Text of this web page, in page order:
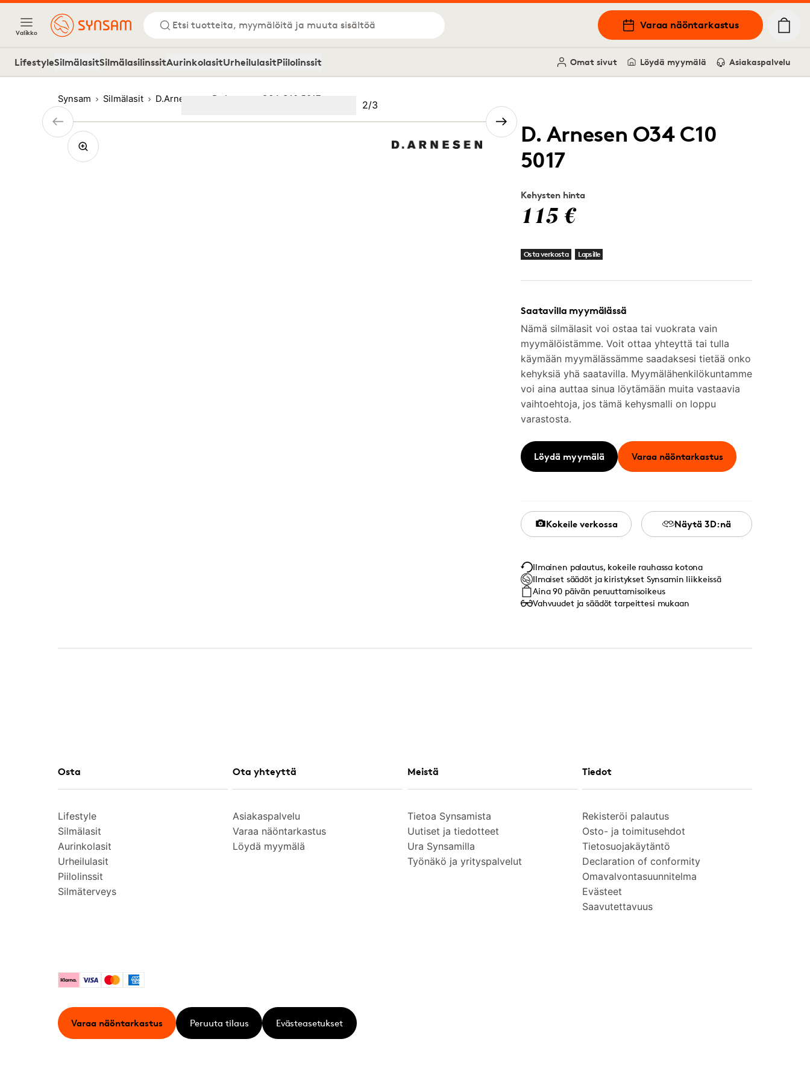
Valikko
Etsi tuotteita, myymälöitä ja muuta sisältöä Varaa näöntarkastus
LifestyleSilmälasitSilmälasilinssitAurinkolasitUrheilulasitPiilolinssit Omat sivut Löydä myymälä Asiakaspalvelu
Synsam Silmälasit D.Arnesen D. Arnesen O34 C10 5017
D. Arnesen O34 C10
5017
Kehysten hinta
115 €
Osta verkosta Lapsille
Saatavilla myymälässä
Nämä silmälasit voi ostaa tai vuokrata vain
myymälöistämme. Voit ottaa yhteyttä tai tulla
käymään myymälässämme saadaksesi tietää onko
kehyksiä yhä saatavilla. Myymälähenkilökuntamme
voi aina auttaa sinua löytämään muita vastaavia
vaihtoehtoja, jos tämä kehysmalli on loppu
varastosta.
Löydä myymälä Varaa näöntarkastus
Kokeile verkossa Näytä 3D:nä
Ilmainen palautus, kokeile rauhassa kotona
Ilmaiset säädöt ja kiristykset Synsamin liikkeissä
Aina 90 päivän peruuttamisoikeus
Vahvuudet ja säädöt tarpeittesi mukaan
Kuva
2/3
3
Osta
Lifestyle
Silmälasit
Aurinkolasit
Urheilulasit
Piilolinssit
Silmäterveys
Ota yhteyttä
Asiakaspalvelu
Varaa näöntarkastus
Löydä myymälä
Meistä
Tietoa Synsamista
Uutiset ja tiedotteet
Ura Synsamilla
Työnäkö ja yrityspalvelut
Tiedot
Rekisteröi palautus
Osto- ja toimitusehdot
Tietosuojakäytäntö
Declaration of conformity
Omavalvontasuunnitelma
Evästeet
Saavutettavuus
KlarnaVisa MastercardAmerican Express
Varaa näöntarkastus Peruuta tilaus Evästeasetukset